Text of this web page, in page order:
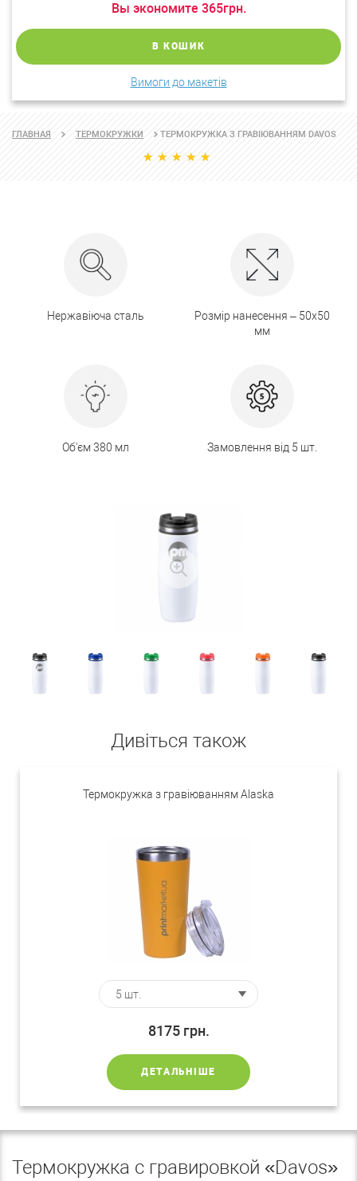
Вы экономите 365грн.
В КОШИК
Вимоги до макетів
ГЛАВНАЯ ТЕРМОКРУЖКИ ТЕРМОКРУЖКА З ГРАВІЮВАННЯМ DAVOS
Нержавіюча сталь
Розмір нанесення – 50х50
мм
Об'єм 380 мл Замовлення від 5 шт.
Дивіться також
Термокружка з гравіюванням Alaska
8175 грн.
ДЕТАЛЬНІШЕ
Термокружка с гравировкой «Davos»